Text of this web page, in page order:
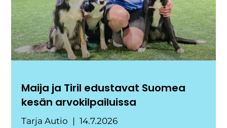
Maija ja Tiril edustavat Suomea
kesän arvokilpailuissa
Tarja Autio 14.7.2026